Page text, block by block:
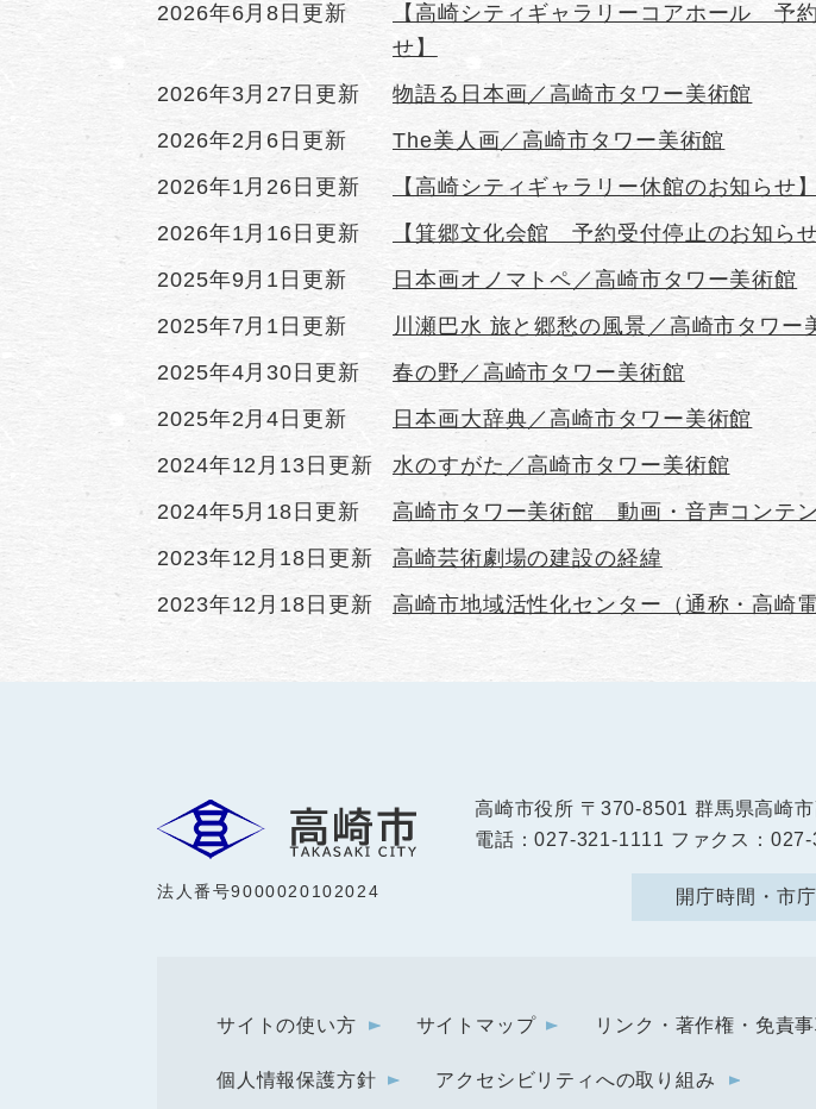
2026年6月8日更新
【高崎シティギャラリーコアホール 予
せ】
2026年3月27日更新
物語る日本画／高崎市タワー美術館
2026年2月6日更新
The美人画／高崎市タワー美術館
2026年1月26日更新
【高崎シティギャラリー休館のお知らせ】
2026年1月16日更新
【箕郷文化会館 予約受付停止のお知らせ
2025年9月1日更新
日本画オノマトペ／高崎市タワー美術館
2025年7月1日更新
川瀬巴水 旅と郷愁の風景／高崎市タワー
2025年4月30日更新
春の野／高崎市タワー美術館
2025年2月4日更新
日本画大辞典／高崎市タワー美術館
2024年12月13日更新
水のすがた／高崎市タワー美術館
2024年5月18日更新
高崎市タワー美術館 動画・音声コンテ
2023年12月18日更新
高崎芸術劇場の建設の経緯
2023年12月18日更新
高崎市地域活性化センター（通称・高崎
法人番号9000020102024
高崎市役所 〒370-8501 群馬県高崎
電話：027-321-1111 ファクス：
開庁時間・市
サイトの使い方 サイトマップ リンク・著作権・免責
個人情報保護方針 アクセシビリティへの取り組み